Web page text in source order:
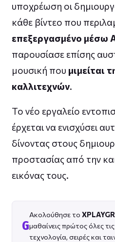
υποχρέωση οι
κάθε βίντεο που
επεξεργασμένο μέσω
παρουσίασε επίσης
μουσική που μιμείται
καλλιτεχνών.
Το νέο εργαλείο
έρχεται να ενισχύσει
δίνοντας στους
προστασίας από την
εικόνας τους.
G
Ακολούθησε το XPLAYGR
μαθαίνεις πρώτος όλες
τεχνολογία, σειρές και